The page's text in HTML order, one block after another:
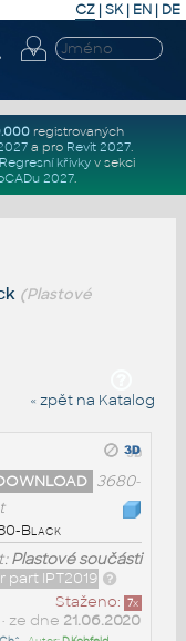
CZ | SK| EN | DE
registrovaných
a pro Revit 2027.
Regresní křivkyv sekci
2027.
(Plastové
« zpět na Katalog
3680-
Black
Plastové součásti
part IPT2019
Staženo: 7x
ze dne 21.06.2020